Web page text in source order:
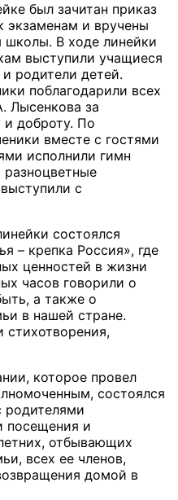
был зачитан приказ
экзаменам и вручены
В ходе линейки
выступили учащиеся
родители детей.
поблагодарили всех
Лысенкова за
и доброту. По
вместе с гостями
исполнили гимн
с
состоялся
– крепка Россия», где
ценностей в жизни
часов говорили о
а также о
в нашей стране.
стихотворения,
которое провел
состоялся
родителями
посещения и
отбывающих
всех ее членов,
домой в